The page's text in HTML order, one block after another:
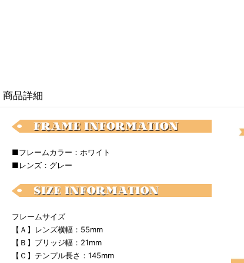
商品詳細
■フレームカラー：ホワイト
■レンズ：グレー
フレームサイズ
【Ａ】レンズ横幅：55mm
【Ｂ】ブリッジ幅：21mm
【Ｃ】テンプル長さ：145mm